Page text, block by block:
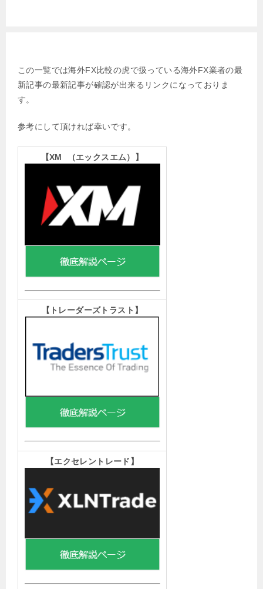
この一覧では海外FX比較の虎で扱っている海外FX業者の最
新記事の最新記事が確認が出来るリンクになっておりま
す。
参考にして頂ければ幸いです。
【XM （エックスエム） 】
【トレーダーズトラスト 】
【エクセレントレード 】